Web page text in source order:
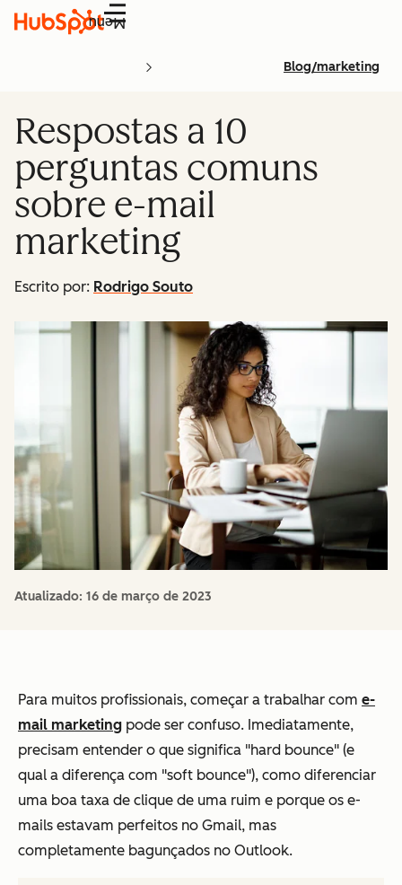
Menu
Blog/marketing
Respostas a 10
perguntas comuns
sobre e-mail
marketing
Escrito por: Rodrigo Souto
Atualizado: 16 de março de 2023
Para muitos profissionais, começar a trabalhar com e-
mail marketing pode ser confuso. Imediatamente,
precisam entender o que significa "hard bounce" (e
qual a diferença com "soft bounce"), como diferenciar
uma boa taxa de clique de uma ruim e porque os e-
mails estavam perfeitos no Gmail, mas
completamente bagunçados no Outlook.